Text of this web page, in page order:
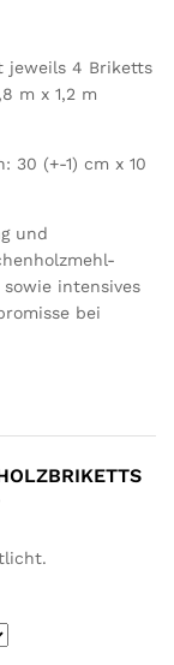
jeweils 4 Briketts
m x 1,2 m
30 (+-1) cm x 10
und
intensives
bei